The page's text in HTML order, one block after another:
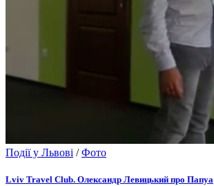
Події у Львові /Фото
Lviv Travel Club. Олександр Левицький про Папуа